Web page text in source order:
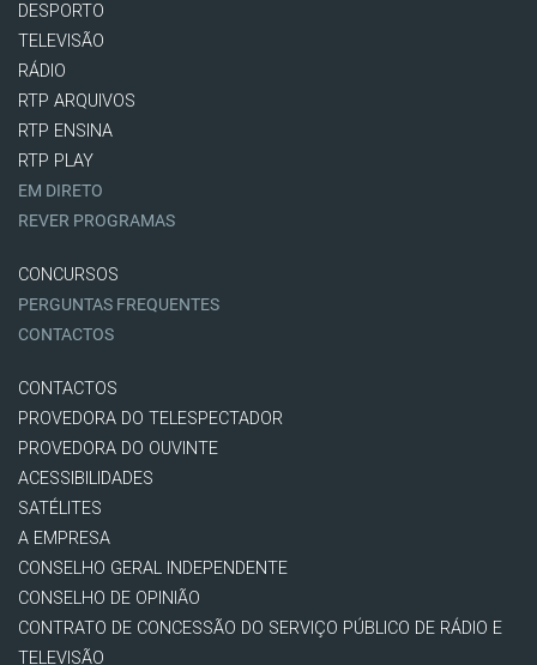
DESPORTO
TELEVISÃO
RÁDIO
RTP ARQUIVOS
RTP ENSINA
RTP PLAY
EM DIRETO
REVER PROGRAMAS
CONCURSOS
PERGUNTAS FREQUENTES
CONTACTOS
CONTACTOS
PROVEDORA DO TELESPECTADOR
PROVEDORA DO OUVINTE
ACESSIBILIDADES
SATÉLITES
A EMPRESA
CONSELHO GERAL INDEPENDENTE
CONSELHO DE OPINIÃO
CONTRATO DE CONCESSÃO DO SERVIÇO PÚBLICO DE RÁDIO E
TELEVISÃO